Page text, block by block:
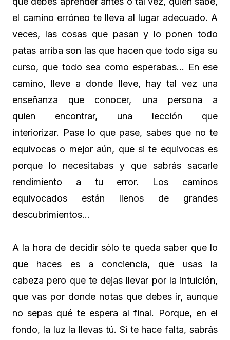
el camino erróneo te lleva al lugar adecuado. A
veces, las cosas que pasan y lo ponen todo
patas arriba son las que hacen que todo siga su
curso, que todo sea como esperabas… En ese
camino, lleve a donde lleve, hay tal vez una
enseñanza que conocer, una persona a
quien encontrar, una lección que
interiorizar. Pase lo que pase, sabes que no te
equivocas o mejor aún, que si te equivocas es
porque lo necesitabas y que sabrás sacarle
rendimiento a tu error. Los caminos
equivocados están llenos de grandes
descubrimientos…
A la hora de decidir sólo te queda saber que lo
que haces es a conciencia, que usas la
cabeza pero que te dejas llevar por la intuición,
que vas por donde notas que debes ir, aunque
no sepas qué te espera al final. Porque, en el
fondo, la luz la llevas tú. Si te hace falta, sabrás